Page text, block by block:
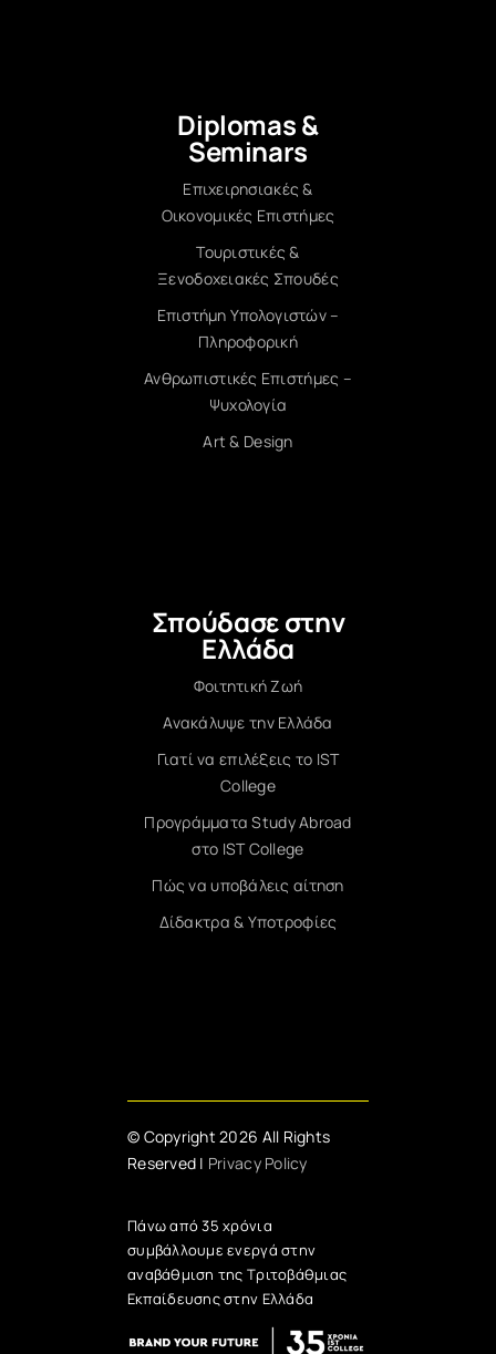
Diplomas &
Seminars
Επιχειρησιακές &
Οικονομικές Επιστήμες
Τουριστικές &
Ξενοδοχειακές Σπουδές
Επιστήμη Υπολογιστών –
Πληροφορική
Ανθρωπιστικές Επιστήμες –
Ψυχολογία
Art & Design
Σπούδασε στην
Ελλάδα
Φοιτητική Ζωή
Ανακάλυψε την Ελλάδα
Γιατί να επιλέξεις το IST
College
Προγράμματα Study Abroad
στο IST College
Πώς να υποβάλεις αίτηση
Δίδακτρα & Υποτροφίες
© Copyright 2026 All Rights
Reserved | Privacy Policy
Πάνω από 35 χρόνια
συμβάλλουμε ενεργά στην
αναβάθμιση της Τριτοβάθμιας
Εκπαίδευσης στην Ελλάδα